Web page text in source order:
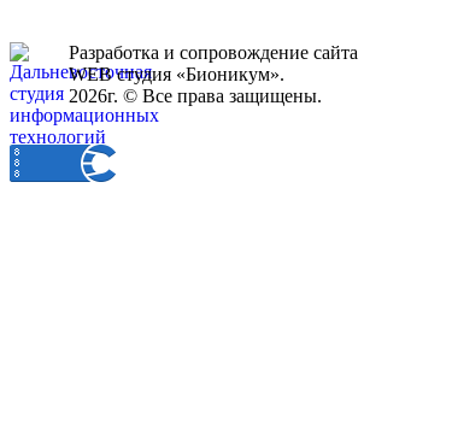
Разработка и сопровождение сайта
WEB студия «Бионикум».
2026г. © Все права защищены.